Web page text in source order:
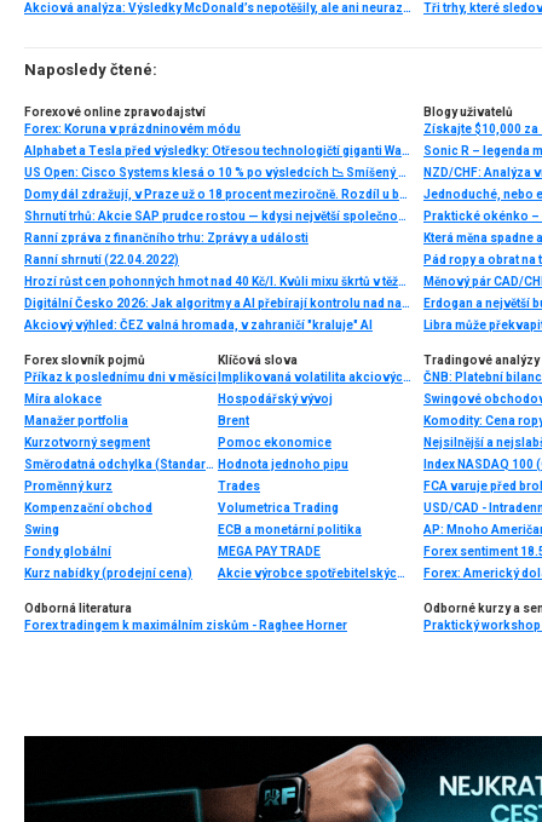
Akciová analýza: Výsledky McDonald’s nepotěšily, ale ani neurazily. Jakou vizi společnost prezentovala?
Tři trhy, které
Naposledy čtené:
Forexové online zpravodajství
Forex: Koruna v prázdninovém módu
Alphabet a Tesla před výsledky: Otřesou technologičtí giganti Wall Streetem?
US Open: Cisco Systems klesá o 10 % po výsledcích 📉 Smíšený sentiment na Wall Street
Domy dál zdražují, v Praze už o 18 procent meziročně. Rozdíl u běžného domu dělá až 2,6 milionu
Shrnutí trhů: Akcie SAP prudce rostou — kdysi největší společnost Evropy 💥
Ranní zpráva z finančního trhu: Zprávy a události
Ranní shrnutí (22.04.2022)
Hrozí růst cen pohonných hmot nad 40 Kč/l. Kvůli mixu škrtů v těžbě, slábnoucí koruny a útoků ukrajinských dronů a jemenských povstalců
Digitální Česko 2026: Jak algoritmy a AI přebírají kontrolu nad naším časem
Akciový výhled: ČEZ valná hromada, v zahraničí "kraluje" AI
Blogy uživatelů
Získajte $10,000 za
NZD/CHF: Analýza
Jednoduché, nebo
Praktické okénko –
Která měna spadne
Pád ropy a obrat
Měnový pár CAD/
Erdogan a největší
Libra může
Forex slovník pojmů
Příkaz k poslednímu dni v měsíci
Míra alokace
Manažer portfolia
Kurzotvorný segment
Směrodatná odchylka (Standard deviation)
Proměnný kurz
Kompenzační obchod
Swing
Fondy globální
Kurz nabídky (prodejní cena)
Klíčová slova
Implikovaná volatilita akciových trhů
Hospodářský vývoj
Brent
Pomoc ekonomice
Hodnota jednoho pipu
Trades
Volumetrica Trading
ECB a monetární politika
MEGA PAY TRADE
Akcie výrobce spotřebitelských produktů
Tradingové analýzy
Swingové
Komodity: Cena
Nejsilnější a
Index NASDAQ
USD/CAD -
AP: Mnoho
Forex sentiment
Forex: Americký
Odborná literatura
Forex tradingem k maximálním ziskům - Raghee Horner
Odborné kurzy a